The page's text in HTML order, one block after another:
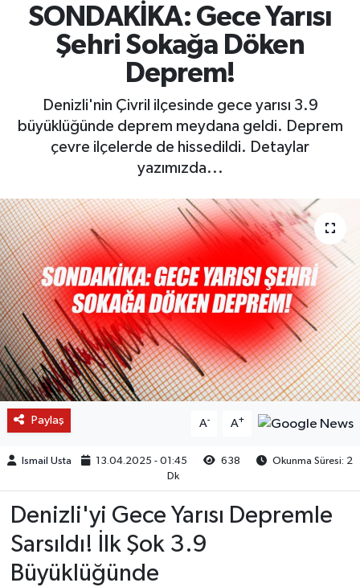
SONDAKİKA: Gece Yarısı
Şehri Sokağa Döken
Deprem!
Denizli'nin Çivril ilçesinde gece yarısı 3.9
büyüklüğünde deprem meydana geldi. Deprem
çevre ilçelerde de hissedildi. Detaylar
yazımızda...
Paylaş A- A+
Ismail Usta 13.04.2025 - 01:45 638
Okunma Süresi: 2
Dk
Denizli'yi Gece Yarısı Depremle
Sarsıldı! İlk Şok 3.9
Büyüklüğünde